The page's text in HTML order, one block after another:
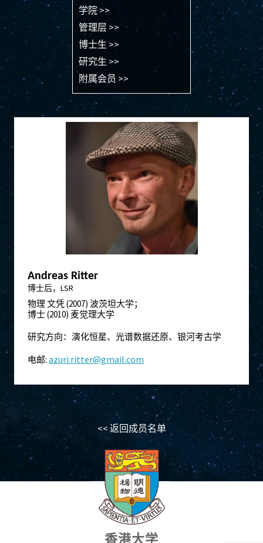
学院 >>
管理层 >>
博士生 >>
研究生 >>
附属会员 >>
Andreas Ritter
博士后，LSR
物理 文凭 (2007) 波茨坦大学；
博士 (2010) 麦觉理大学
研究方向：演化恒星、光谱数据还原、银河考古学
电邮: azuri.ritter@gmail.com
<< 返回成员名单
香港大学